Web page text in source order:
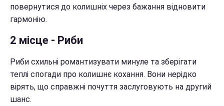
повернутися до колишніх через бажання відновити
гармонію.
2 місце - Риби
Риби схильні романтизувати минуле та зберігати
теплі спогади про колишнє кохання. Вони нерідко
вірять, що справжні почуття заслуговують на другий
шанс.